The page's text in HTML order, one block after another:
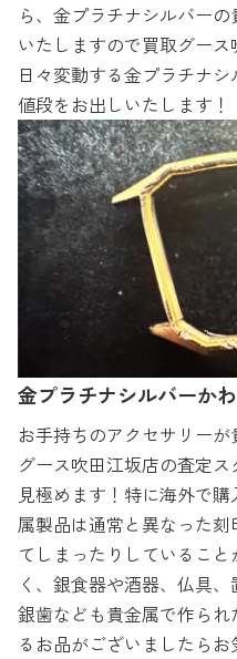
ら、金プラチナシルバー
いたしますので買取グース
日々変動する金プラチナ
値段をお出しいたします！
金プラチナシルバーか
お手持ちのアクセサリー
グース吹田江坂店の査定
見極めます！特に海外で
属製品は通常と異なった
てしまったりしているこ
く、銀食器や酒器、仏具
銀歯なども貴金属で作ら
るお品がございましたらお